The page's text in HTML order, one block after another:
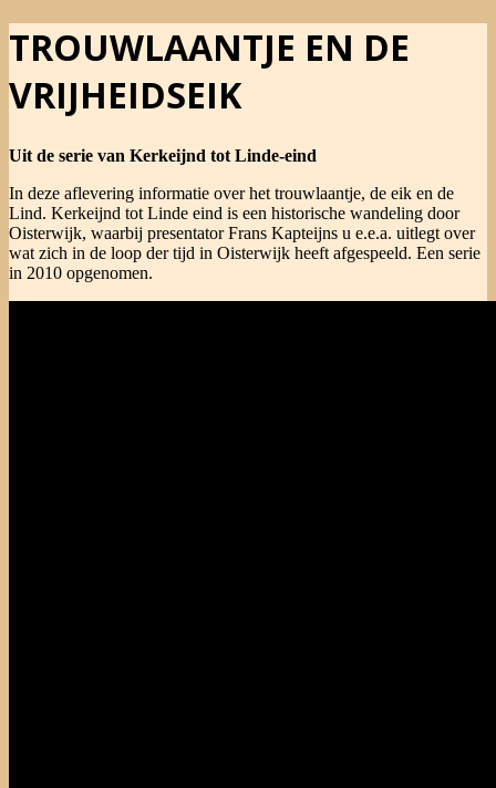
TROUWLAANTJE EN DE
VRIJHEIDSEIK
Uit de serie van Kerkeijnd tot Linde-eind
In deze aflevering informatie over het trouwlaantje, de eik en de
Lind. Kerkeijnd tot Linde eind is een historische wandeling door
Oisterwijk, waarbij presentator Frans Kapteijns u e.e.a. uitlegt over
wat zich in de loop der tijd in Oisterwijk heeft afgespeeld. Een serie
in 2010 opgenomen.